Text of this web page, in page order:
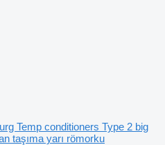
Temp conditioners Type 2 big
taşıma yarı römorku